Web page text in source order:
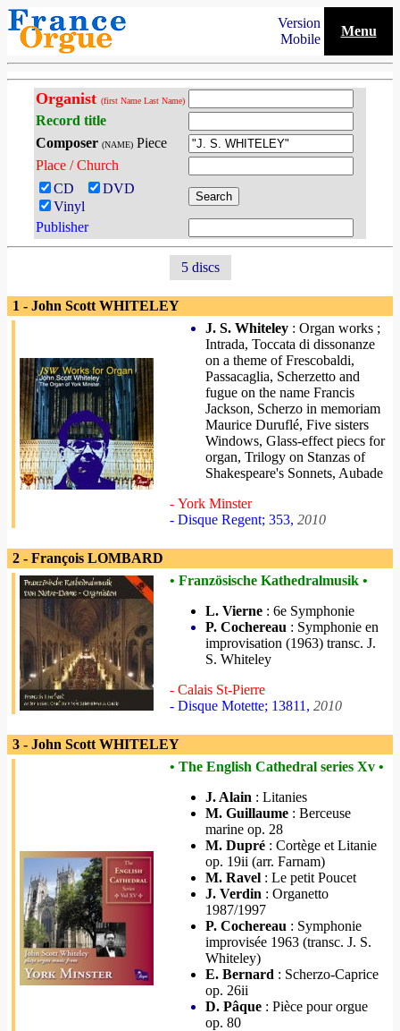
Version
Mobile
Menu
Organist (first Name Last Name)
Record title
Composer (NAME) Piece
Place / Church
CD
DVD
Vinyl
Publisher
5 discs
1 - John Scott WHITELEY
J. S. Whiteley : Organ works ;
Intrada, Toccata di dissonanze
on a theme of Frescobaldi,
Passacaglia, Scherzetto and
fugue on the name Francis
Jackson, Scherzo in memoriam
Maurice Duruflé, Five sisters
Windows, Glass-effect piecs for
organ, Trilogy on Stanzas of
Shakespeare's Sonnets, Aubade
- York Minster
- Disque Regent; 353, 2010
2 - François LOMBARD
• Französische Kathedralmusik •
L. Vierne : 6e Symphonie
P. Cochereau : Symphonie en
improvisation (1963) transc. J.
S. Whiteley
- Calais St-Pierre
- Disque Motette; 13811, 2010
3 - John Scott WHITELEY
• The English Cathedral series Xv •
J. Alain : Litanies
M. Guillaume : Berceuse
marine op. 28
M. Dupré : Cortège et Litanie
op. 19ii (arr. Farnam)
M. Ravel : Le petit Poucet
J. Verdin : Organetto
1987/1997
P. Cochereau : Symphonie
improvisée 1963 (transc. J. S.
Whiteley)
E. Bernard : Scherzo-Caprice
op. 26ii
D. Pâque : Pièce pour orgue
op. 80